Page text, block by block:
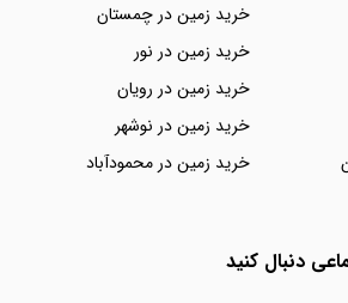
خرید زمین در چمستان
خرید زمین در نور
خرید زمین در رویان
خرید زمین در نوشهر
خرید زمین در محمودآباد
دنبال کنید